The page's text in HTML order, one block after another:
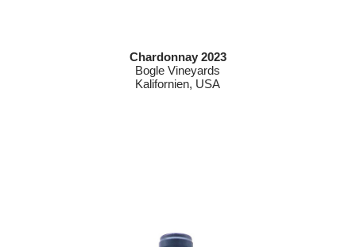
Chardonnay 2023
Bogle Vineyards
Kalifornien, USA